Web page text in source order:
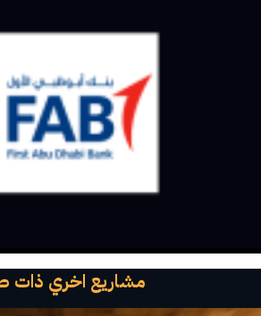
مشاريع اخري ذات